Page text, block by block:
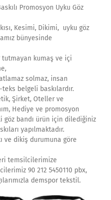
Promosyon Uyku Göz
Kesimi, Dikimi, uyku göz
bünyesinde
tutmayan kumaş ve içi
solmaz, insan
belgeli baskılardır.
Şirket, Oteller ve
Hediye ve promosyon
bandı ürün için dilediğiniz
yapılmaktadır.
ve dikiş durumuna göre
temsilcilerimize
90 212 5450110 pbx,
demspor tekstil.